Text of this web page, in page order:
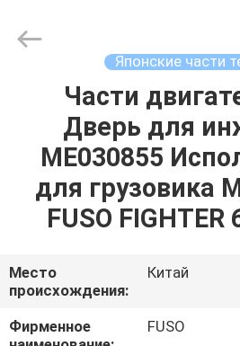
ПРОДУКТЫ
ПУТЕШЕСТВИЕ
ФАБРИКИ
Японские части
Части
Дверь для
ME030855
для грузовика
FUSO FIGHTER
Место
происхождения:
Китай
Фирменное
FUSO